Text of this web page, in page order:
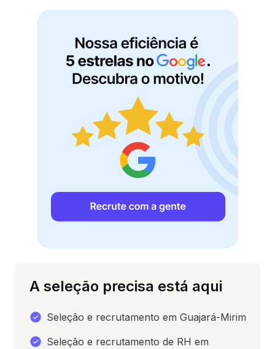
A seleção precisa está aqui
Seleção e recrutamento em Guajará-Mirim
Seleção e recrutamento de RH em